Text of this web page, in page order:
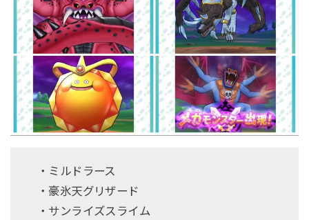
・ミルドラース
・豪氷天グリザード
・サンライズスライム